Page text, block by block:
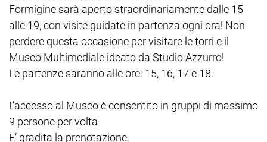
Formigine sarà aperto straordinariamente dalle 15
alle 19, con visite guidate in partenza ogni ora! Non
perdere questa occasione per visitare le torri e il
Museo Multimediale ideato da Studio Azzurro!
Le partenze saranno alle ore: 15, 16, 17 e 18.
L’accesso al Museo è consentito in gruppi di massimo
9 persone per volta
E’ gradita la prenotazione.